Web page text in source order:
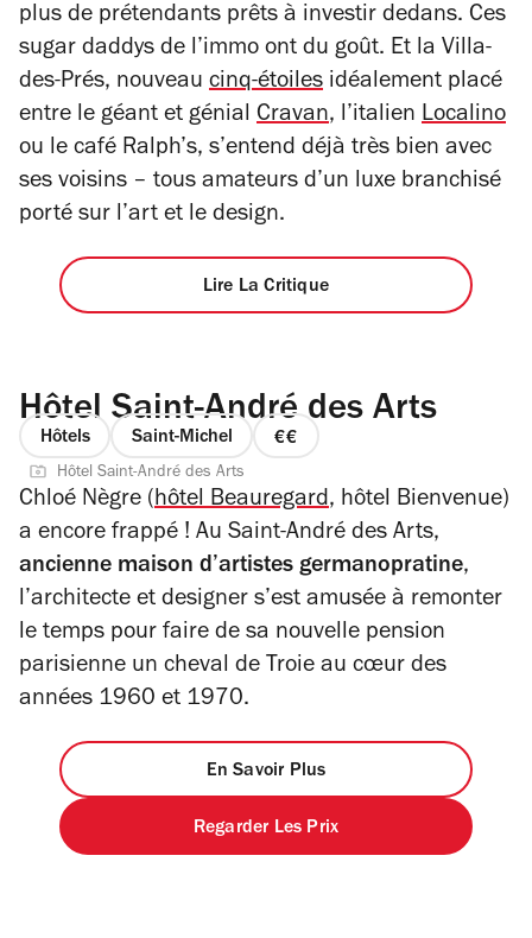
plus de prétendants prêts à investir dedans. Ces
sugar daddys de l’immo ont du goût. Et la Villa-
des-Prés, nouveau cinq-étoiles idéalement placé
entre le géant et génial Cravan, l’italien Localino
ou le café Ralph’s, s’entend déjà très bien avec
ses voisins – tous amateurs d’un luxe branchisé
porté sur l’art et le design.
Lire La Critique
Hôtel Saint-André des Arts
Hôtels Saint-Michel
prix
sur
4
Hôtel Saint-André des Arts
Chloé Nègre (hôtel Beauregard, hôtel Bienvenue)
a encore frappé ! Au Saint-André des Arts,
ancienne maison d’artistes germanopratine,
l’architecte et designer s’est amusée à remonter
le temps pour faire de sa nouvelle pension
parisienne un cheval de Troie au cœur des
années 1960 et 1970.
En Savoir Plus
Regarder Les Prix